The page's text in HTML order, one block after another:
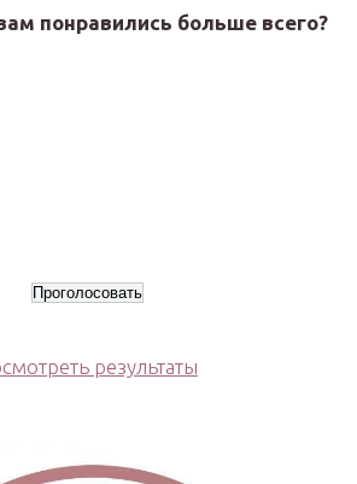
понравились больше всего?
результаты